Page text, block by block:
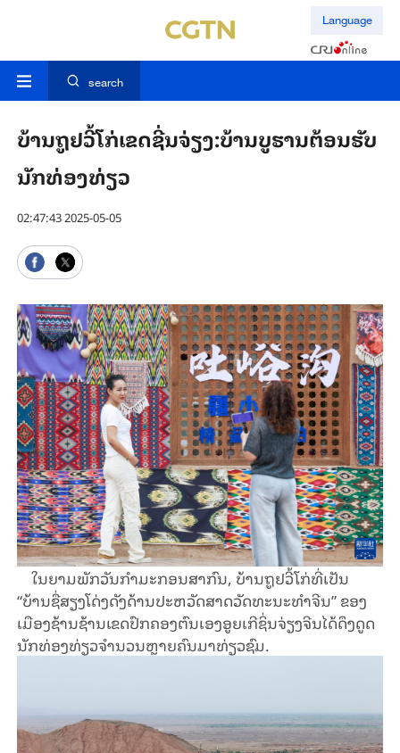
Language
search
ບ້ານຖູຢວີ້ໂກ່ເຂດຊີ່ນຈ່ຽງ:ບ້ານບູຮານຕ້ອນຮັບ
ນັກທ່ອງທ່ຽວ
02:47:43 2025-05-05
ໃນຍາມພັກວັນກຳມະກອນສາກົນ, ບ້ານຖູຢວີ້ໂກ່ທີ່ເປັນ
“ບ້ານຊື່ສຽງໂດ່ງດັງດ້ານປະຫວັດສາດວັດທະນະທຳຈີນ” ຂອງ
ເມືອງຊ້ານຊ້ານເຂດປົກຄອງຕົນເອງອູຍເກີຊິ່ນຈ່ຽງຈີນໄດ້ດຶງດູດ
ນັກທ່ອງທ່ຽວຈຳນວນຫຼາຍຄົນມາທ່ຽວຊົມ.